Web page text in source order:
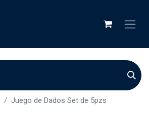
Juego de Dados Set de 5pzs